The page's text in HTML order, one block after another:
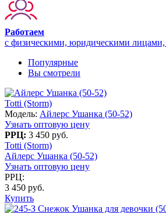
Работаем
с физическими, юридическими
Популярные
Вы смотрели
Totti (Storm)
Модель: Айлерс Ушанка (50-52)
Узнать оптовую цену
РРЦ: 3 450 руб.
Totti (Storm)
Айлерс Ушанка (50-52)
Узнать оптовую цену
РРЦ:
3 450 руб.
Купить